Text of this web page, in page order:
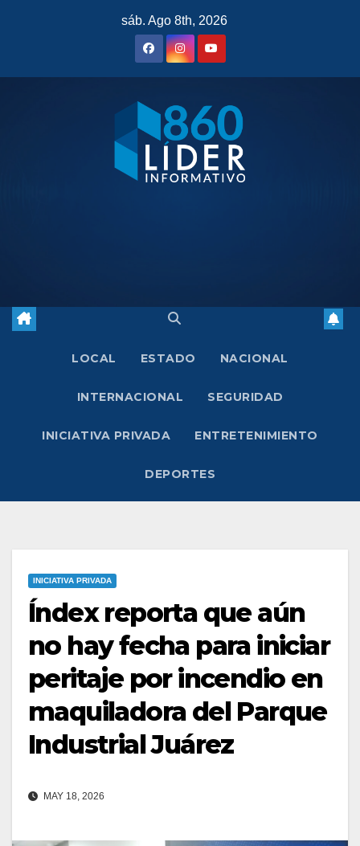
sáb. Ago 8th, 2026
LOCAL ESTADO NACIONAL
INTERNACIONAL SEGURIDAD
INICIATIVA PRIVADA ENTRETENIMIENTO
DEPORTES
INICIATIVA PRIVADA
Índex reporta que aún
no hay fecha para iniciar
peritaje por incendio en
maquiladora del Parque
Industrial Juárez
MAY 18, 2026